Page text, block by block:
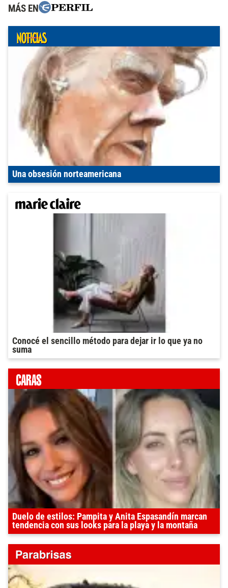
MÁS EN
Una obsesión norteamericana
Conocé el sencillo método para dejar ir lo que ya no
suma
Duelo de estilos: Pampita y Anita Espasandín marcan
tendencia con sus looks para la playa y la montaña